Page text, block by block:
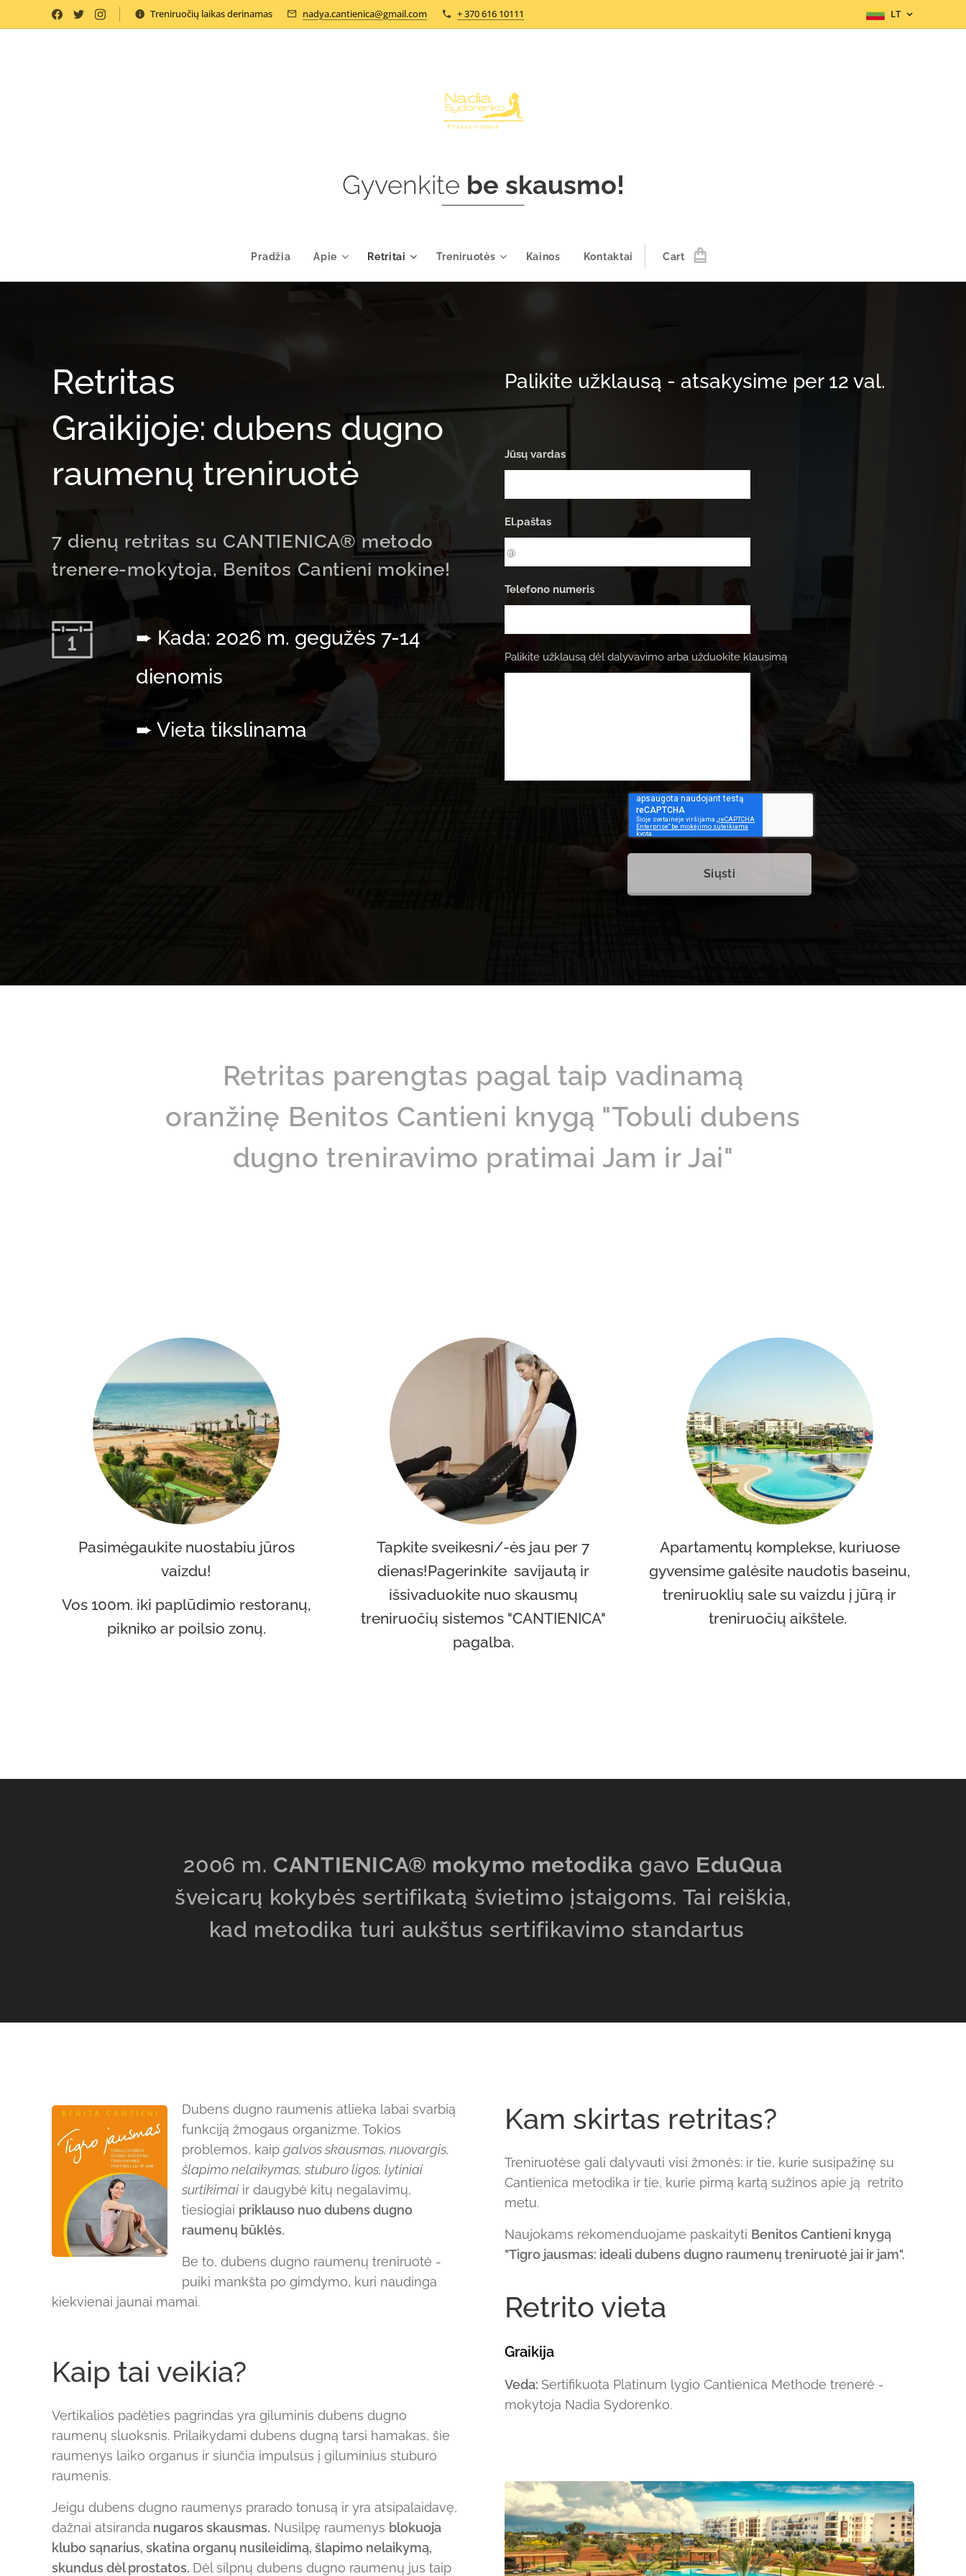
Treniruočių laikas derinamas nadya.cantienica@gmail.com + 370 616 10111 LT
Gyvenkite be skausmo!
Pradžia Apie Retritai Treniruotės Kainos Kontaktai Cart
Retritas
Graikijoje: dubens dugno
raumenų treniruotė
7 dienų retritas su CANTIENICA® metodo
trenere-mokytoja, Benitos Cantieni mokine!
➨ Kada: 2026 m. gegužės 7-14
dienomis
➨ Vieta tikslinama
Palikite užklausą - atsakysime per 12 val.
Jūsų vardas
El.paštas
Telefono numeris
Palikite užklausą dėl dalyvavimo arba užduokite klausimą
Siųsti
Retritas parengtas pagal taip vadinamą
oranžinę Benitos Cantieni knygą "Tobuli dubens
dugno treniravimo pratimai Jam ir Jai"
Pasimėgaukite nuostabiu jūros
vaizdu!
Vos 100m. iki paplūdimio restoranų,
pikniko ar poilsio zonų.
Tapkite sveikesni/-ės jau per 7
dienas!Pagerinkite savijautą ir
išsivaduokite nuo skausmų
treniruočių sistemos "CANTIENICA"
pagalba.
Apartamentų komplekse, kuriuose
gyvensime galėsite naudotis baseinu,
treniruoklių sale su vaizdu į jūrą ir
treniruočių aikštele.
2006 m. CANTIENICA® mokymo metodika gavo ЕduQua
šveicarų kokybės sertifikatą švietimo įstaigoms. Tai reiškia,
kad metodika turi aukštus sertifikavimo standartus
Dubens dugno raumenis atlieka labai svarbią
funkciją žmogaus organizme. Tokios
problemos, kaipgalvos skausmas, nuovargis,
šlapimo nelaikymas, stuburo ligos, lytiniai
surtikimai ir daugybė kitų negalavimų,
tiesiogiai priklauso nuo dubens dugno
raumenų būklės.
Be to, dubens dugno raumenų treniruotė -
puiki mankšta po gimdymo, kuri naudinga
kiekvienai jaunai mamai.
Kaip tai veikia?
Vertikalios padėties pagrindas yra giluminis dubens dugno
raumenų sluoksnis. Prilaikydami dubens dugną tarsi hamakas, šie
raumenys laiko organus ir siunčia impulsus į giluminius stuburo
raumenis.
Jeigu dubens dugno raumenys prarado tonusą ir yra atsipalaidavę,
dažnai atsiranda nugaros skausmas. Nusilpę raumenys blokuoja
klubo sąnarius, skatina organų nusileidimą, šlapimo nelaikymą,
skundus dėl prostatos. Dėl silpnų dubens dugno raumenų jus taip
Kam skirtas retritas?
Treniruotėse gali dalyvauti visi žmonės: ir tie, kurie susipažinę su
Cantienica metodika ir tie, kurie pirmą kartą sužinos apie ją retrito
metu.
Naujokams rekomenduojame paskaityti Benitos Cantieni knygą
"Tigro jausmas: ideali dubens dugno raumenų treniruotė jai ir jam".
Retrito vieta
Graikija
Veda: Sertifikuota Platinum lygio Cantienica Methode trenerė -
mokytoja Nadia Sydorenko.